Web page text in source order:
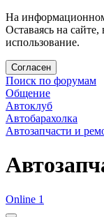
На
Оставаясь на
использование.
Согласен
Поиск по форумам
Общение
Автоклуб
Автобарахолка
Автозапчасти и
Online 1